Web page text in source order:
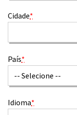
Cidade*
País*
Idioma*